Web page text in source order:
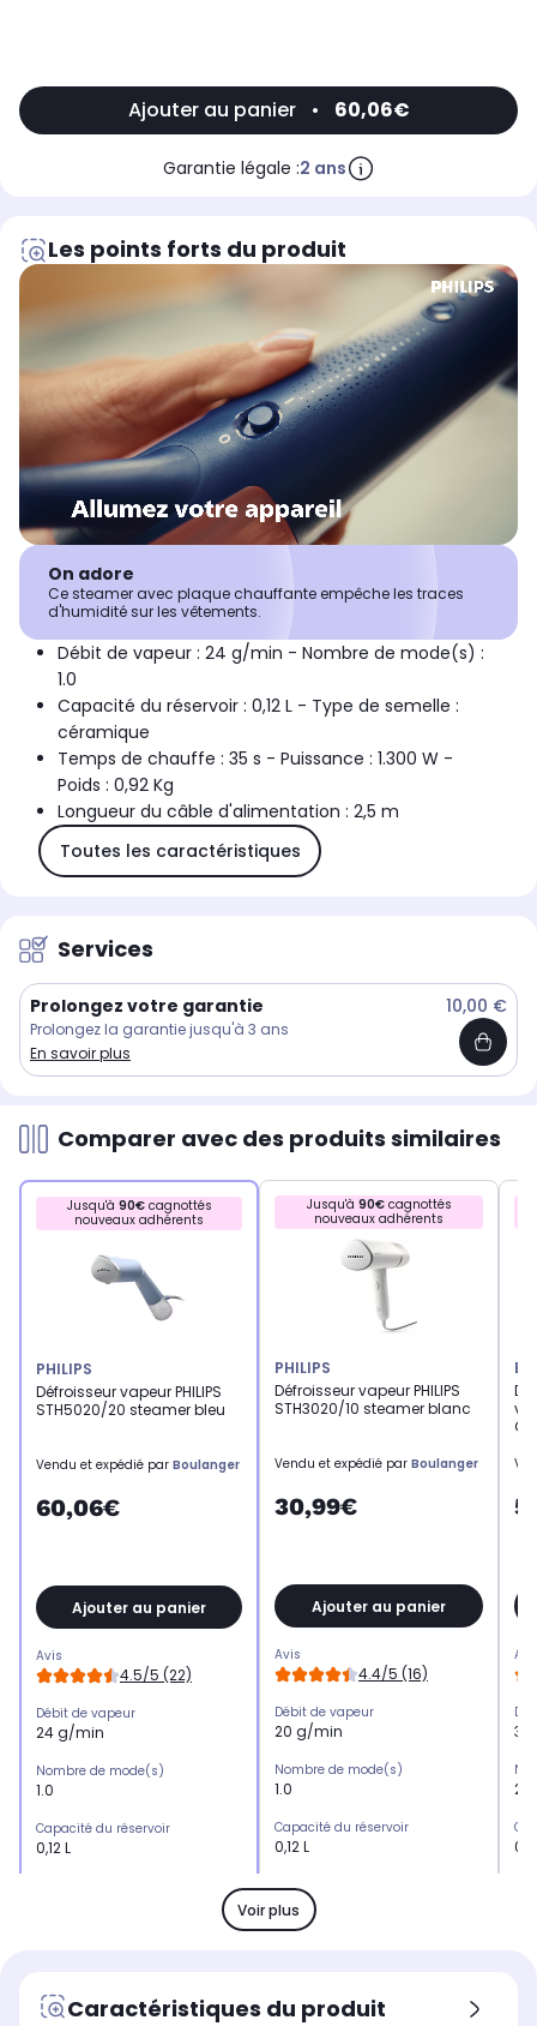
Ajouter au panier • 60,06€
Garantie légale :2 ans
Les points forts du produit
On adore
Ce steamer avec plaque chauffante empêche les traces
d'humidité sur les vêtements.
Débit de vapeur : 24 g/min - Nombre de mode(s) :
1.0
Capacité du réservoir : 0,12 L - Type de semelle :
céramique
Temps de chauffe : 35 s - Puissance : 1.300 W -
Poids : 0,92 Kg
Longueur du câble d'alimentation : 2,5 m
Toutes les caractéristiques
Services
Prolongez votre garantie 10,00 €
Prolongez la garantie jusqu'à 3 ans
En savoir plus
Comparer avec des produits similaires
Jusqu'à 90€cagnottés
nouveaux adhérents
PHILIPS
Défroisseur vapeur PHILIPS
STH5020/20 steamer bleu
Vendu et expédié par Boulanger
60,06€
Ajouter au panier
Avis
4.5/5 (22)
Débit de vapeur
24 g/min
Nombre de mode(s)
1.0
Capacité du réservoir
0,12 L
Puissance
1.300 W
Jusqu'à 90€cagnottés
nouveaux adhérents
PHILIPS
Défroisseur vapeur PHILIPS
STH3020/10 steamer blanc
Vendu et expédié par Boulanger
30,99€
Ajouter au panier
Avis
4.4/5 (16)
Débit de vapeur
20 g/min
Nombre de mode(s)
1.0
Capacité du réservoir
0,12 L
Type de semelle
acier inoxydable
Puissance
1.000 W
2.0
Voir plus
Caractéristiques du produit